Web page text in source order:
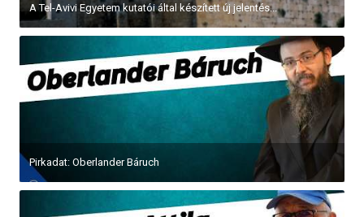
A Tel-Avivi Egyetem kutatói által készített új jelentés...
Pirkadat: Oberlander Báruch